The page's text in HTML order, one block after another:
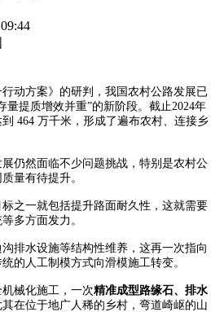
方案》的研判，我国农村公路发展已
量提质增效并重”的新阶段。截止2024年
464 万千米，形成了遍布农村、连接乡
然面临不少问题挑战，特别是农村公
量有待提升。
一就包括提升路面耐久性，这就需要
多方面发力。
水设施等结构性维养，这再一次指向
的人工制模方式向滑模施工转变。
械化施工，一次精准成型路缘石、排水
其在位于地广人稀的乡村，弯道崎岖的山